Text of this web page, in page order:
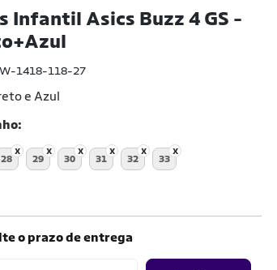
Infantil Asics Buzz 4 GS -
1418-118-27
e Azul
28 29 30 31 32 33
o prazo de entrega